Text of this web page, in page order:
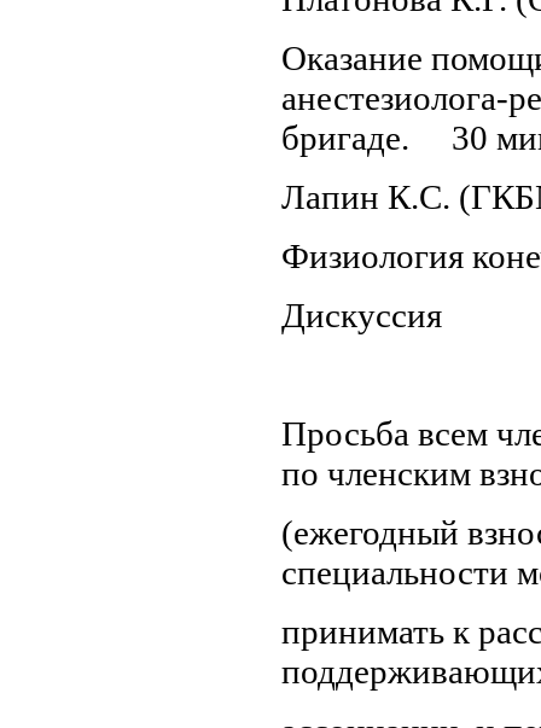
Оказание
анестезиолога-
бригаде. 30
Лапин К.С.
Физиология
Дискуссия
Просьба всем
по членским
(ежегодный
специальности
принимать к